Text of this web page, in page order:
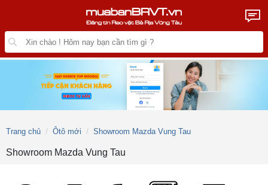
Trang chủ Ôtô mới Showroom Mazda Vung Tau
Showroom Mazda Vung Tau